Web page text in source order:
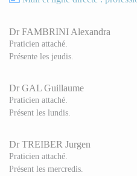
Dr FAMBRINI Alexandra
Praticien attaché.
Présente les jeudis.
Dr GAL Guillaume
Praticien attaché.
Présent les lundis.
Dr TREIBER Jurgen
Praticien attaché.
Présent les mercredis.